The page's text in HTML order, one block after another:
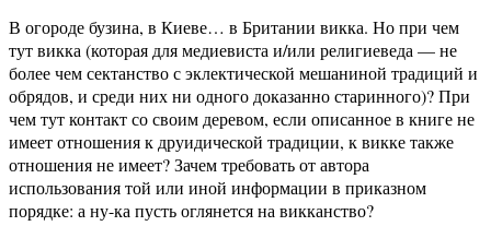
В огороде бузина, в Киеве… в Британии викка. Но при чем
тут викка (которая для медиевиста и/или религиеведа — не
более чем сектанство с эклектической мешаниной традиций и
обрядов, и среди них ни одного доказанно старинного)? При
чем тут контакт со своим деревом, если описанное в книге не
имеет отношения к друидической традиции, к викке также
отношения не имеет? Зачем требовать от автора
использования той или иной информации в приказном
порядке: а ну-ка пусть оглянется на викканство?